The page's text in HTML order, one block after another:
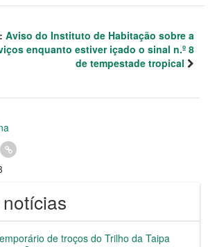
Aviso do Instituto de Habitação sobre a
enquanto estiver içado o sinal n.º 8
de tempestade tropical
de troços do Trilho da Taipa